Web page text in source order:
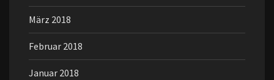
März 2018
Februar 2018
Januar 2018